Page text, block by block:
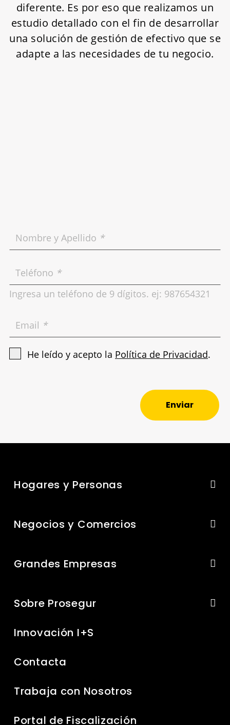
diferente. Es por eso que realizamos un
estudio detallado con el fin de desarrollar
una solución de gestión de efectivo que se
adapte a las necesidades de tu negocio.
Nombre y Apellido *
Teléfono *
Ingresa un teléfono de 9 dígitos. ej: 987654321
Email *
He leído y acepto la Política de Privacidad.
Enviar
Hogares y Personas
Negocios y Comercios
Grandes Empresas
Sobre Prosegur
Innovación I+S
Contacta
Trabaja con Nosotros
Portal de Fiscalización